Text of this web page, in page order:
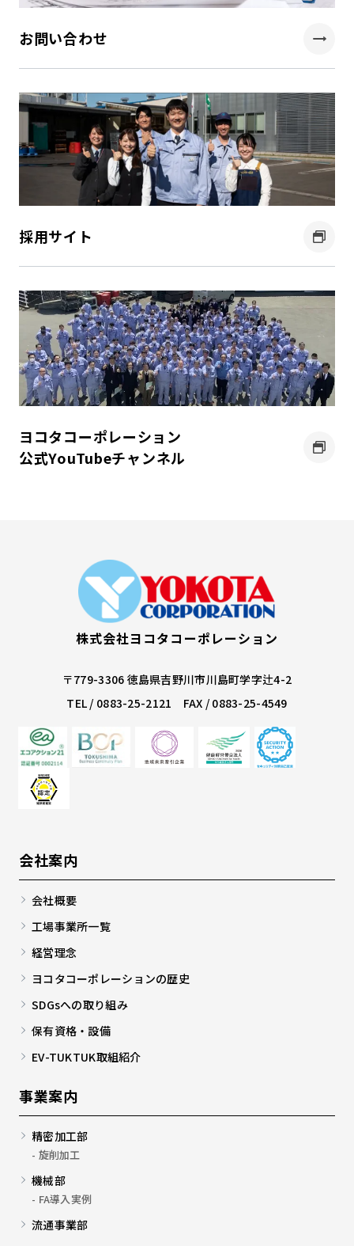
お問い合わせ
採用サイト
ヨコタコーポレーション
公式YouTubeチャンネル
株式会社ヨコタコーポレーション
〒779-3306 徳島県吉野川市川島町学字辻4-2
TEL / 0883-25-2121 FAX / 0883-25-4549
会社案内
会社概要
工場事業所一覧
経営理念
ヨコタコーポレーションの歴史
SDGsへの取り組み
保有資格・設備
EV-TUKTUK取組紹介
事業案内
精密加工部
旋削加工
機械部
FA導入実例
流通事業部